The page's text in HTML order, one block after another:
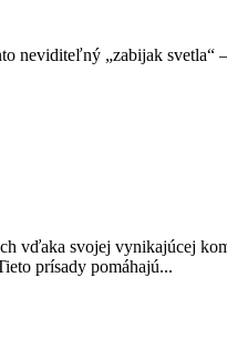
neviditeľný „zabijak
svojej vynikajúcej
prísady pomáhajú...